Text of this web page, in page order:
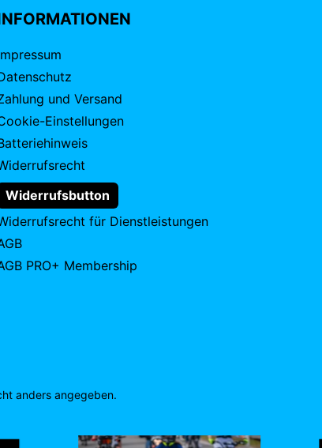
und Versand
Einstellungen
Widerrufsbutton
für Dienstleistungen
PRO+ Membership
anders angegeben.